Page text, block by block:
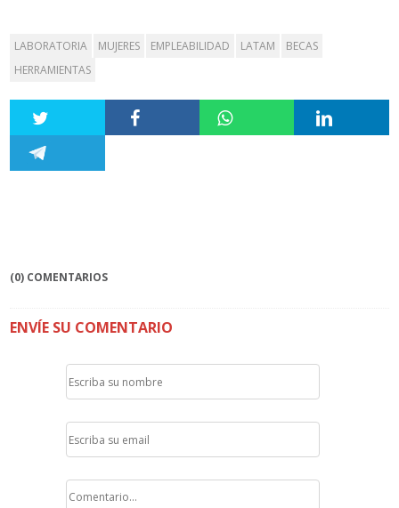
LABORATORIA MUJERES EMPLEABILIDAD LATAM
BECAS
HERRAMIENTAS
(0) COMENTARIOS
ENVÍE SU COMENTARIO